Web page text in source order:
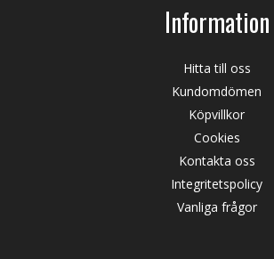
Information
Hitta till oss
Kundomdömen
Köpvillkor
Cookies
Kontakta oss
Integritetspolicy
Vanliga frågor